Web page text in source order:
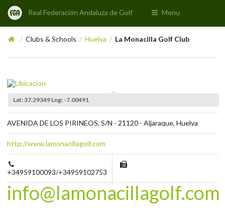
Real Federación Andaluza de Golf Menu
/ Clubs & Schools / Huelva / La Monacilla Golf Club
Lat: 37.29349 Lng: -7.00491
AVENIDA DE LOS PIRINEOS, S/N - 21120 - Aljaraque, Huelva
http://www.lamonacillagolf.com
+34959100093/+34959102753
info@lamonacillagolf.com